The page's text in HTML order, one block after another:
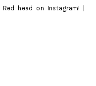
Red head on Instagram!